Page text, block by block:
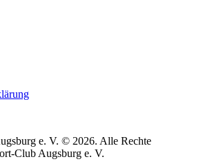
© 2026. Alle Rechte
Club Augsburg e. V.